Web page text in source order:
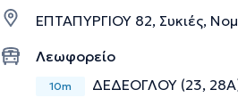
ΕΠΤΑΠΥΡΓΙΟΥ 82, Συκιές,
Λεωφορείο
10m ΔΕΔΕΟΓΛΟΥ (23,